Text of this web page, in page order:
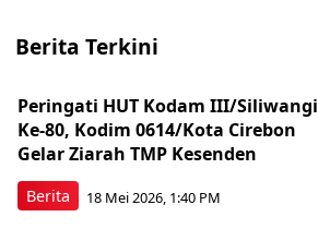
Berita Terkini
Berita
Peringati HUT Kodam III/Siliwangi
Ke-80, Kodim 0614/Kota Cirebon
Gelar Ziarah TMP Kesenden
18 Mei 2026, 1:40 PM